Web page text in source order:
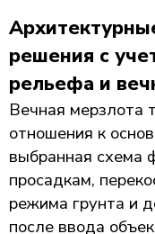
решения с
рельефа и
Вечная мерзлота
отношения к
выбранная схема
просадкам,
режима грунта и
после ввода